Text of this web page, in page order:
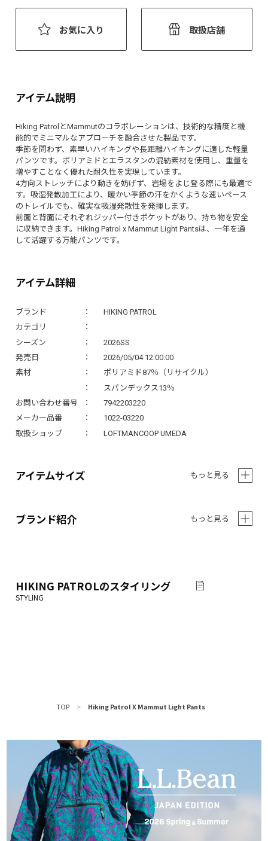
お気に入り 取扱店舗
アイテム詳細
ブランド
HIKING PATROL
カテゴリ
シーズン
2026SS
発売日
2026/05/04 12:00:00
素材
ポリアミド87％（リサイクル）
スパンデックス13％
お問い合わせ番号
7942203220
メーカー品番
1022-03220
取扱ショップ
LOFTMANCOOP UMEDA
アイテム説明
Hiking PatrolとMammutのコラボレーションは、技術的な精度と機
能的でミニマルなアプローチを融合させた製品です。
季節を問わず、素早いハイキングや長距離ハイキングに適した軽量
パンツです。ポリアミドとエラスタンの混紡素材を使用し、重量を
増やすことなく優れた耐久性を実現しています。
4方向ストレッチにより動きを妨げず、岩場をよじ登る際にも最適で
す。吸湿発散加工により、暖かい季節の汗をかくような速いペース
のトレイルでも、確実な吸湿発散性を発揮します。
前面と背面にそれぞれジッパー付きポケットがあり、持ち物を安全
に収納できます。Hiking Patrol x Mammut Light Pantsは、一年を通
して活躍する万能パンツです。
アイテムサイズ もっと見る
ブランド紹介 もっと見る
HIKING PATROLのスタイリング
TOP > Hiking Patrol X Mammut Light Pants